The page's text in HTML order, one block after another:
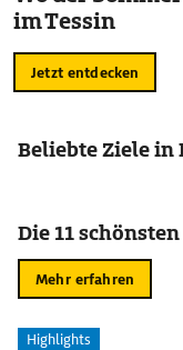
im Tessin
Jetzt entdecken
Beliebte Ziele in
Die 11
Mehr erfahren
Highlights